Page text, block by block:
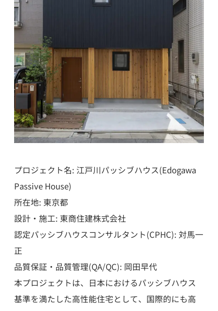
プロジェクト名: 江戸川パッシブハウス(Edogawa
Passive House)
所在地: 東京都
設計・施工: 東商住建株式会社
認定パッシブハウスコンサルタント(CPHC): 対馬一
正
品質保証・品質管理(QA/QC): 岡田早代
本プロジェクトは、日本におけるパッシブハウス
基準を満たした高性能住宅として、国際的にも高